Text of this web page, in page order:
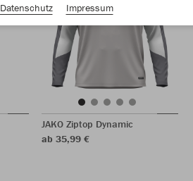
JAKO Ziptop Dynamic
ab 35,99 €
Datenschutz
Impressum